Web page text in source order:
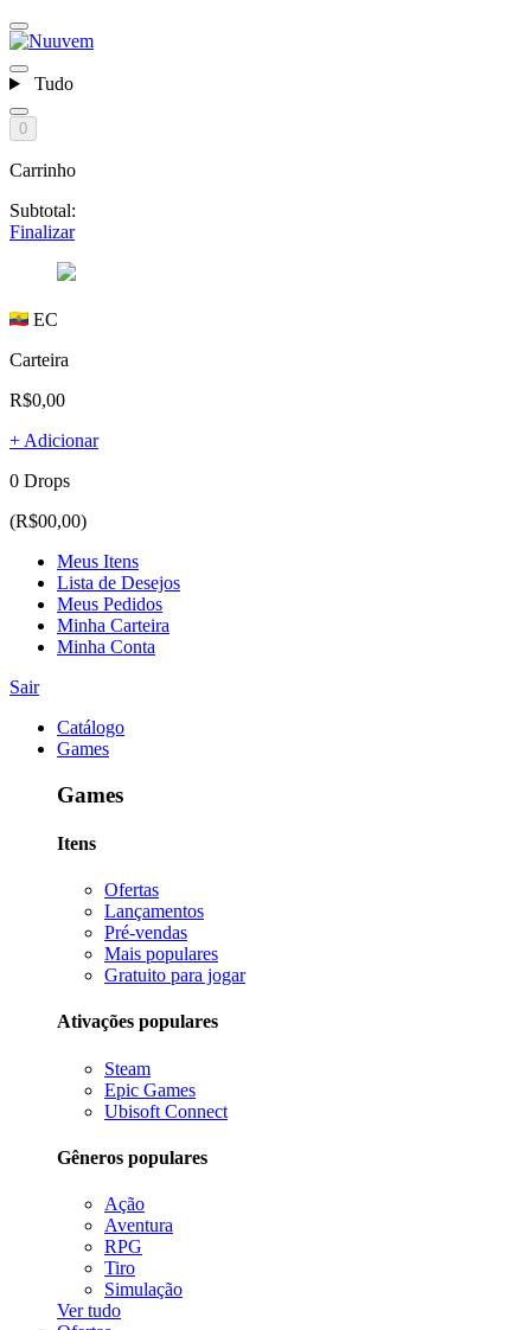
Tudo
0
Carrinho
Subtotal:
Finalizar
EC
Carteira
R$0,00
+ Adicionar
0 Drops
(R$00,00)
Meus Itens
Lista de Desejos
Meus Pedidos
Minha Carteira
Minha Conta
Sair
Catálogo
Games
Games
Itens
Ofertas
Lançamentos
Pré-vendas
Mais populares
Gratuito para jogar
Ativações populares
Steam
Epic Games
Ubisoft Connect
Gêneros populares
Ação
Aventura
RPG
Tiro
Simulação
Ver tudo